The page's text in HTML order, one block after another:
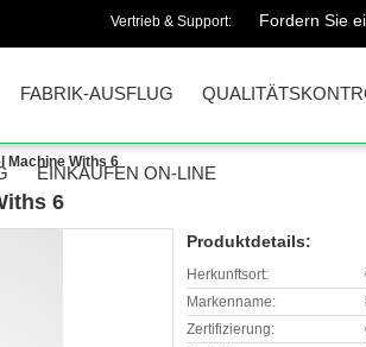
Vertrieb & Support: Fordern Sie
FABRIK-AUSFLUG
EINKAUFEN ON-LINE
Machine Withs 6
6
Produktdetails:
Herkunftsort:
Markenname:
Zertifizierung: